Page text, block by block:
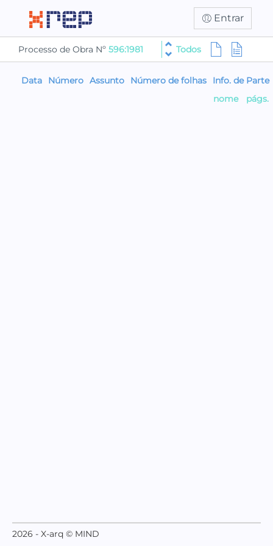
Entrar
Processo de Obra Nº 596:1981 Todos
Data Número Assunto Número de folhas
Info. de Parte
nome
págs.
2026 - X-arq © MIND